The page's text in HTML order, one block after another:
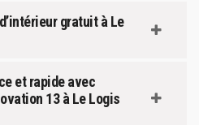
gratuit à Le
et rapide avec
13 à Le Logis